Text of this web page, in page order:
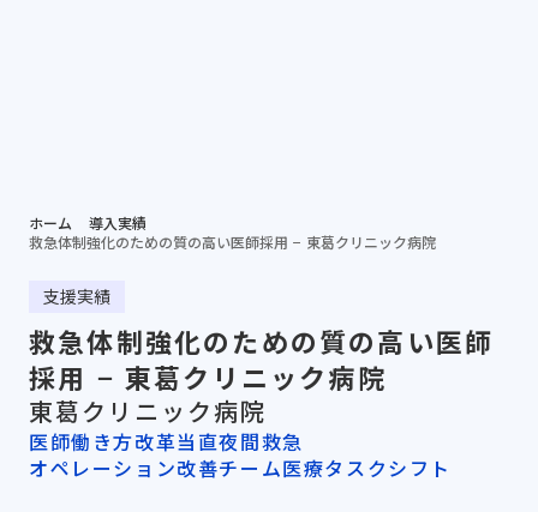
ホーム
導入実績
救急体制強化のための質の高い医師採用 − 東葛クリニック病院
支援実績
救急体制強化のための質の高い医師
採用 − 東葛クリニック病院
東葛クリニック病院
医師働き方改革当直夜間救急
オペレーション改善チーム医療タスクシフト